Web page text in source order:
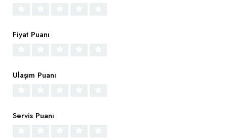
Fiyat Puanı
Ulaşım Puanı
Servis Puanı